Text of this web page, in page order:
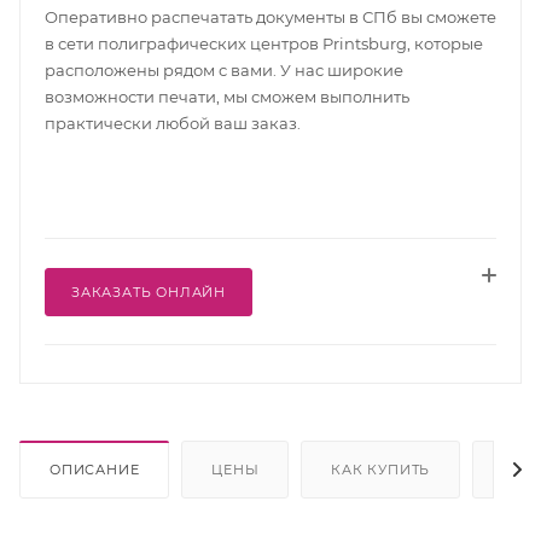
Оперативно распечатать документы в СПб вы сможете
в сети полиграфических центров Printsburg, которые
расположены рядом с вами. У нас широкие
возможности печати, мы сможем выполнить
практически любой ваш заказ.
ЗАКАЗАТЬ ОНЛАЙН
ОПИСАНИЕ ЦЕНЫ КАК КУПИТЬ